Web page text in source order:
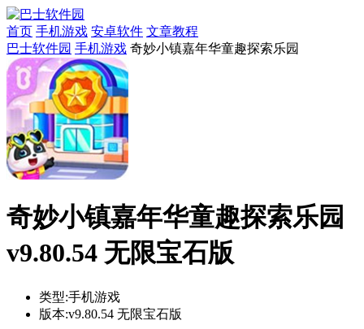
首页 手机游戏 安卓软件 文章教程
巴士软件园 手机游戏 奇妙小镇嘉年华童趣探索乐园
奇妙小镇嘉年华童趣探索乐园
v9.80.54 无限宝石版
类型:手机游戏
版本:v9.80.54 无限宝石版